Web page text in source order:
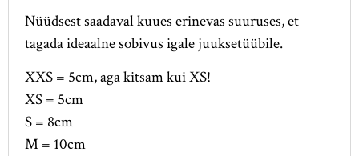
Nüüdsest saadaval kuues erinevas suuruses, et
tagada ideaalne sobivus igale juuksetüübile.
XXS = 5cm, aga kitsam kui XS!
XS = 5cm
S = 8cm
M = 10cm